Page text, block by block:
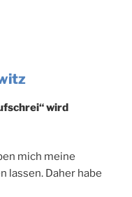
wird
mich meine
lassen. Daher habe